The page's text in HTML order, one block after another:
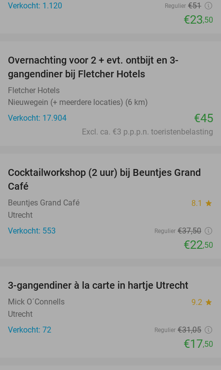
Verkocht: 1.120
Regulier €51
€23,50
Overnachting voor 2 + evt. ontbijt en 3-
gangendiner bij Fletcher Hotels
Fletcher Hotels
Nieuwegein (+ meerdere locaties) (6 km)
Verkocht: 17.904
€45
Excl. ca. €3 p.p.p.n. toeristenbelasting
40%
Cocktailworkshop (2 uur) bij Beuntjes Grand
Café
Beuntjes Grand Café 8.1 star
Utrecht
Verkocht: 553
Regulier €37,50
€22,50
3-gangendiner à la carte in hartje Utrecht
Mick O´Connells 9.2 star
Utrecht
Verkocht: 72
Regulier €31,05
€17,50